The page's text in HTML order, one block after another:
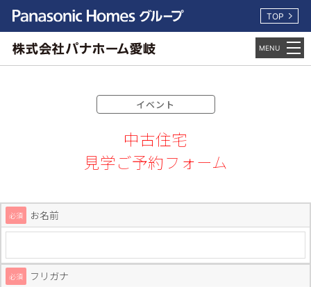
TOP
イベント
中古住宅
見学ご予約フォーム
必須 お名前
必須 フリガナ